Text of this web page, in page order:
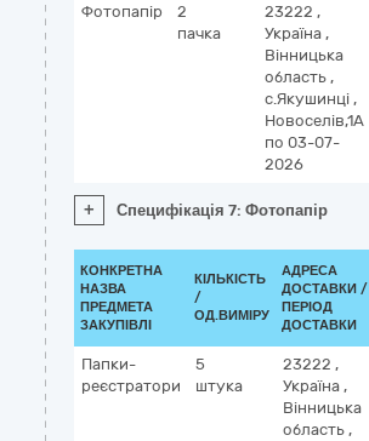
Фотопапір
2
пачка
23222 ,
Україна ,
Вінницька
область ,
с.Якушинці ,
Новоселів,1А
по 03-07-
2026
+ Специфікація 7: Фотопапір
КОНКРЕТНА
НАЗВА
ПРЕДМЕТА
ЗАКУПІВЛІ
КІЛЬКІСТЬ
/
ОД.ВИМІРУ
АДРЕСА
ДОСТАВКИ /
ПЕРІОД
ДОСТАВКИ
Папки-
реєстратори
5
штука
23222 ,
Україна ,
Вінницька
область ,